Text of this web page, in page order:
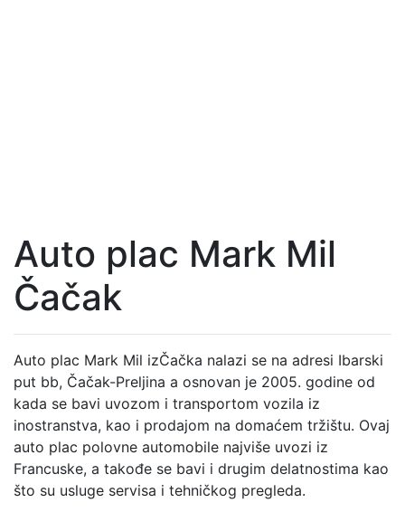
Auto plac Mark Mil
Čačak
Auto plac Mark Mil izČačka nalazi se na adresi Ibarski
put bb, Čačak-Preljina a osnovan je 2005. godine od
kada se bavi uvozom i transportom vozila iz
inostranstva, kao i prodajom na domaćem tržištu. Ovaj
auto plac polovne automobile najviše uvozi iz
Francuske, a takođe se bavi i drugim delatnostima kao
što su usluge servisa i tehničkog pregleda.